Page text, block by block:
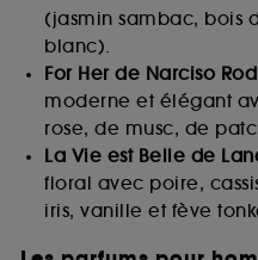
(jasmin sambac, bois
blanc).
For Her de Narciso
moderne et élégant
rose, de musc, de
La Vie est Belle de
floral avec poire,
iris, vanille et fève